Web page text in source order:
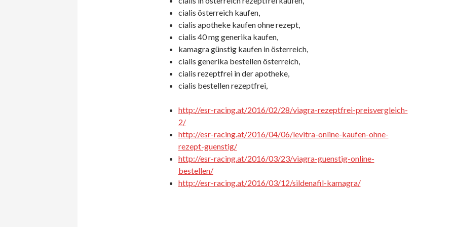
cialis österreich kaufen,
cialis apotheke kaufen ohne rezept,
cialis 40 mg generika kaufen,
kamagra günstig kaufen in österreich,
cialis generika bestellen österreich,
cialis rezeptfrei in der apotheke,
cialis bestellen rezeptfrei,
http://esr-racing.at/2016/02/28/viagra-rezeptfrei-preisvergleich-
2/
http://esr-racing.at/2016/04/06/levitra-online-kaufen-ohne-
rezept-guenstig/
http://esr-racing.at/2016/03/23/viagra-guenstig-online-
bestellen/
http://esr-racing.at/2016/03/12/sildenafil-kamagra/